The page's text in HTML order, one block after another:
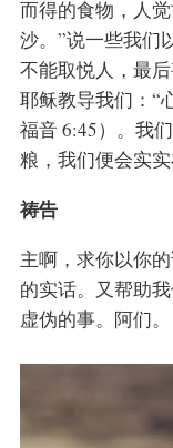
而得的食物，人
沙。”说一些我们
不能取悦人，最
耶稣教导我们：“
福音 6:45）。我
粮，我们便会实实
祷告
主啊，求你以你
的实话。又帮助
虚伪的事。阿们。